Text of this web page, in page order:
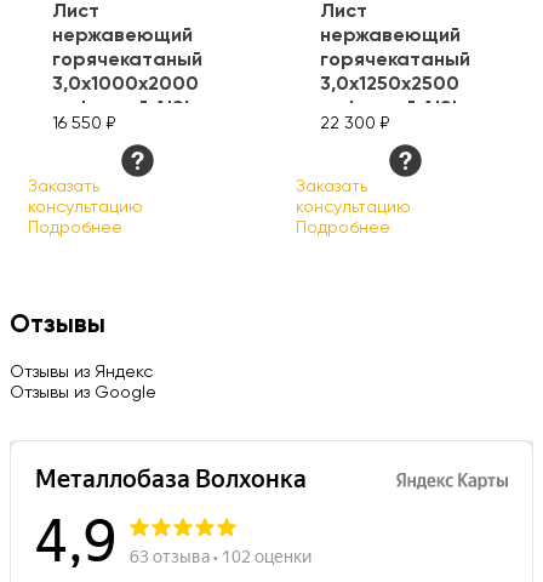
Лист
нержавеющий
горячекатаный
3,0х1000х2000
рифленый AISI
304
16 550 ₽
Заказать
консультацию
Подробнее
Лист
нержавеющий
горячекатаный
3,0х1250х2500
рифленый AISI
304
22 300 ₽
Заказать
консультацию
Подробнее
Отзывы
Отзывы из Яндекс
Отзывы из Google